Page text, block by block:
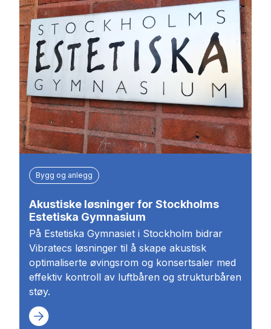
Bygg og anlegg
Akustiske løsninger for Stockholms
Estetiska Gymnasium
På Estetiska Gymnasiet i Stockholm bidrar
Vibratecs løsninger til å skape akustisk
optimaliserte øvingsrom og konsertsaler med
effektiv kontroll av luftbåren og strukturbåren
støy.